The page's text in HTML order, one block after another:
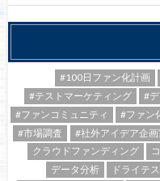
#100日ファン化計画
#テストマーケティング
#
#ファンコミュニティ
#ファン
#市場調査
#社外アイデア企画
クラウドファンディング
データ分析
ドライテ